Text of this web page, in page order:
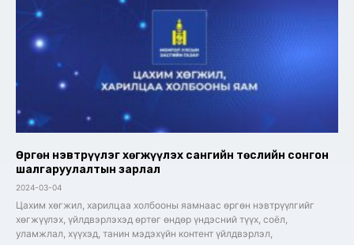
Өргөн нэвтрүүлэг хөгжүүлэх сангийн төслийн сонгон
шалгаруулалтын зарлал
2024-03-04
Цахим хөгжил, харилцаа холбооны яамнаас өргөн нэвтрүүлгийг
хөгжүүлэх, үйлдвэрлэхэд өртөг өндөр үндэсний түүх, соёл,
уламжлал, хүүхэд, танин мэдэхүйн контент үйлдвэрлэл,